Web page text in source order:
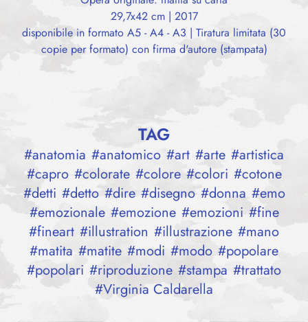
29,7x42 cm | 2017
disponibile in formato A5 - A4 - A3 | Tiratura limitata (30
copie per formato) con firma d'autore (stampata)
TAG
#anatomia #anatomico #art #arte #artistica
#capro #colorate #colore #colori #cotone
#detti #detto #dire #disegno #donna #emo
#emozionale #emozione #emozioni #fine
#fineart #illustration #illustrazione #mano
#matita #matite #modi #modo #popolare
#popolari #riproduzione #stampa #trattato
#Virginia Caldarella